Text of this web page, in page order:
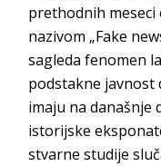
prethodnih
nazivom „Fake
sagleda fenomen
podstakne javnost
imaju na današnje
istorijske
stvarne studije